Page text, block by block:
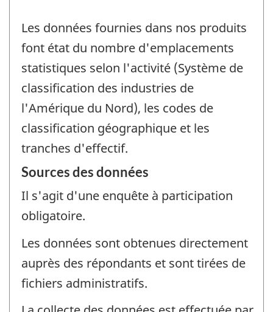
Les données fournies dans nos produits
font état du nombre d'emplacements
statistiques selon l'activité (Système de
classification des industries de
l'Amérique du Nord), les codes de
classification géographique et les
tranches d'effectif.
Sources des données
Il s'agit d'une enquête à participation
obligatoire.
Les données sont obtenues directement
auprès des répondants et sont tirées de
fichiers administratifs.